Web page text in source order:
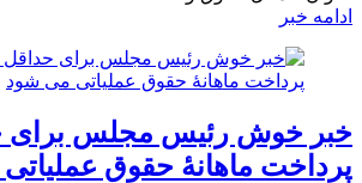
ادامه خبر
خبر خوش رئیس مجلس برای
پرداخت ماهانۀ حقوق